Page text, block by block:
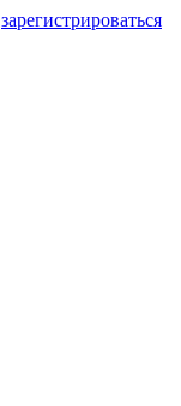
зарегистрироваться